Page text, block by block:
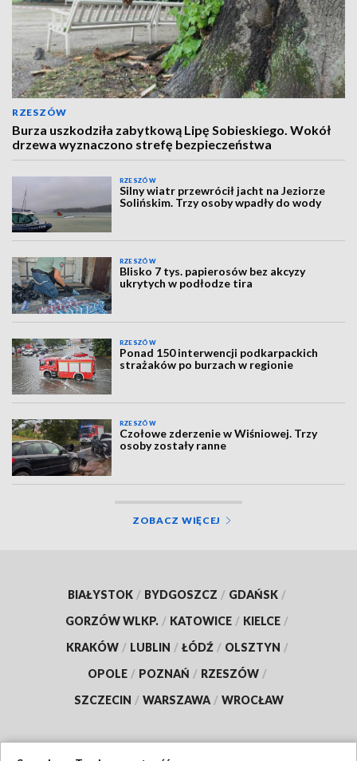
RZESZÓW
Burza uszkodziła zabytkową Lipę Sobieskiego. Wokół
drzewa wyznaczono strefę bezpieczeństwa
RZESZÓW
Silny wiatr przewrócił jacht na Jeziorze
Solińskim. Trzy osoby wpadły do wody
RZESZÓW
Blisko 7 tys. papierosów bez akcyzy
ukrytych w podłodze tira
RZESZÓW
Ponad 150 interwencji podkarpackich
strażaków po burzach w regionie
RZESZÓW
Czołowe zderzenie w Wiśniowej. Trzy
osoby zostały ranne
ZOBACZ WIĘCEJ
BIAŁYSTOK / BYDGOSZCZ / GDAŃSK /
GORZÓW WLKP. / KATOWICE / KIELCE /
KRAKÓW / LUBLIN / ŁÓDŹ / OLSZTYN /
OPOLE / POZNAŃ / RZESZÓW /
SZCZECIN / WARSZAWA / WROCŁAW